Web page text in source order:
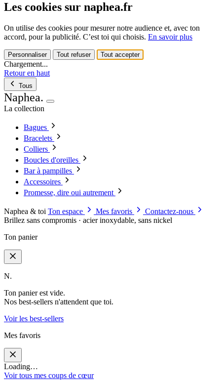
Les cookies sur naphea.fr
On utilise des cookies pour mesurer notre audience et, avec ton
accord, pour la publicité. C’est toi qui choisis. En savoir plus
Personnaliser Tout refuser Tout accepter
Chargement...
Retour en haut
Tous
Naphea.
La collection
Bagues
Bracelets
Colliers
Boucles d'oreilles
Bar à pampilles
Accessoires
Promesse, dire oui autrement
Naphea & toi Ton espace Mes favoris
Contactez-nous
Brillez sans compromis · acier inoxydable, sans nickel
Ton panier
N.
Ton panier est vide.
Nos best-sellers n'attendent que toi.
Voir les best-sellers
Mes favoris
Loading…
Voir tous mes coups de cœur